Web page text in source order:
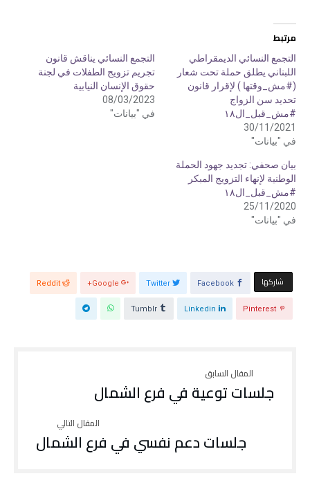
ر
ة
ل
ى
ت
و
ي
ت
ر
ت
ف
ن
ا
ف
ذ
ة
)
ر
ة
ع
ل
ى
ف
ي
ف
ت
ح
ي
ة
)
مرتبط
التجمع النسائي الديمقراطي
اللبناني يطلق حملة تحت شعار
(#مش_وقتها ) لإقرار قانون
تحديد سن الزواج
#مش_قبل_ال١٨
30/11/2021
في "بيانات"
التجمع النسائي يناقش قانون
تجريم تزويج الطفلات في لجنة
حقوق الإنسان النيابية
08/03/2023
في "بيانات"
بيان صحفي: تجديد جهود الحملة
الوطنية لإنهاء التزويج المبكر
#مش_قبل_ال١٨
25/11/2020
في "بيانات"
‫‫ شاركها‬ Facebook
Twitter
Google+
Reddit
Pinterest
Linkedin
Tumblr
جلسات توعية في فرع الشمال
جلسات دعم نفسي في فرع الشمال